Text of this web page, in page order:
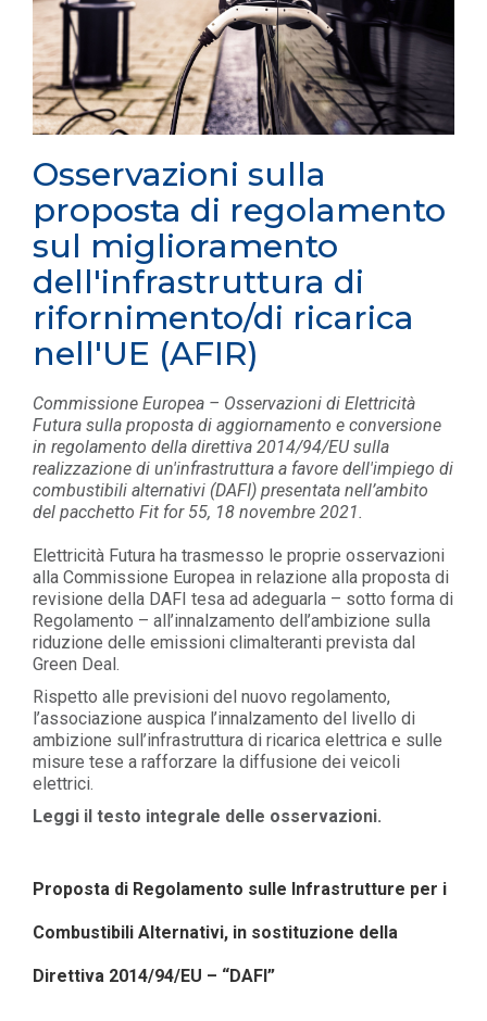
Osservazioni sulla
proposta di regolamento
sul miglioramento
dell'infrastruttura di
rifornimento/di ricarica
nell'UE (AFIR)
Commissione Europea – Osservazioni di Elettricità
Futura sulla proposta di aggiornamento e conversione
in regolamento della direttiva 2014/94/EU sulla
realizzazione di un'infrastruttura a favore dell'impiego di
combustibili alternativi (DAFI) presentata nell’ambito
del pacchetto Fit for 55, 18 novembre 2021.
Elettricità Futura ha trasmesso le proprie osservazioni
alla Commissione Europea in relazione alla proposta di
revisione della DAFI tesa ad adeguarla – sotto forma di
Regolamento – all’innalzamento dell’ambizione sulla
riduzione delle emissioni climalteranti prevista dal
Green Deal.
Rispetto alle previsioni del nuovo regolamento,
l’associazione auspica l’innalzamento del livello di
ambizione sull’infrastruttura di ricarica elettrica e sulle
misure tese a rafforzare la diffusione dei veicoli
elettrici.
Leggi il testo integrale delle osservazioni.
Proposta di Regolamento sulle Infrastrutture per i
Combustibili Alternativi, in sostituzione della
Direttiva 2014/94/EU – “DAFI”